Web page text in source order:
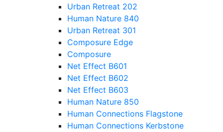
Urban Retreat 202
Human Nature 840
Urban Retreat 301
Composure Edge
Composure
Net Effect B601
Net Effect B602
Net Effect B603
Human Nature 850
Human Connections Flagstone
Human Connections Kerbstone